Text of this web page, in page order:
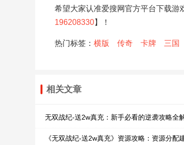
希望大家认准爱搜网官方平台下载游
196208330】！
热门标签： 横版 传奇 卡牌 三国
相关文章
无双战纪-送2w真充：新手必看的逆袭攻略全
《无双战纪-送2w真充》资源攻略：资源分配